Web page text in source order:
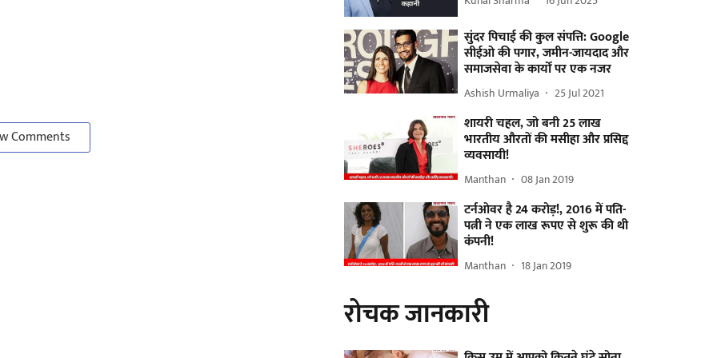
Comments
सुंदर पिचाई की कुल संपत्ति: Google
सीईओ की पगार, जमीन-जायदाद और
समाजसेवा के कार्यों पर एक नजर
Ashish Urmaliya 25 Jul 2021
शायरी चहल, जो बनी 25 लाख
भारतीय औरतों की मसीहा और प्रसिद्द
व्यवसायी!
Manthan 08 Jan 2019
टर्नओवर है 24 करोड़!, 2016 में पति-
पत्नी ने एक लाख रूपए से शुरू की थी
कंपनी!
Manthan 18 Jan 2019
रोचक जानकारी